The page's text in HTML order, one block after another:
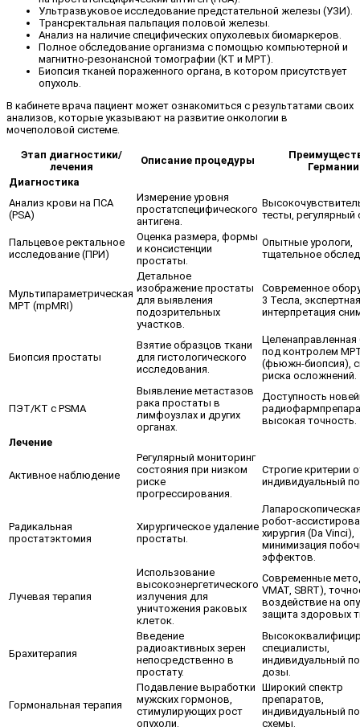
Ультразвуковое исследование предстательной железы (УЗИ).
Трансректальная пальпация половой железы.
Анализ на наличие специфических опухолевых биомаркеров.
Полное обследование организма с помощью компьютерной и
магнитно-резонансной томографии (КТ и МРТ).
Биопсия тканей пораженного органа, в котором присутствует
опухоль.
В кабинете врача пациент может ознакомиться с результатами своих
анализов, которые указывают на развитие онкологии в
мочеполовой системе.
Этап диагностики/
лечения
Описание процедуры
Германии
Диагностика
Анализ крови на ПСА
(PSA)
Измерение уровня
простатспецифического
антигена.
тесты, регулярный
Пальцевое ректальное
исследование (ПРИ)
Оценка размера, формы
и консистенции
простаты.
Опытные урологи,
тщательное
Мультипараметрическая
МРТ (mpMRI)
Детальное
изображение простаты
для выявления
подозрительных
участков.
Современное
3 Тесла, экспертная
интерпретация
Биопсия простаты
Взятие образцов ткани
для гистологического
исследования.
Целенаправленная
под контролем
(фьюжн-биопсия),
риска осложнений.
ПЭТ/КТ с PSMA
Выявление метастазов
рака простаты в
лимфоузлах и других
органах.
Доступность
высокая точность.
Лечение
Активное наблюдение
Регулярный мониторинг
состояния при низком
риске
прогрессирования.
Строгие критерии
индивидуальный
Радикальная
простатэктомия
Хирургическое удаление
простаты.
робот-
хирургия (Da Vinci),
минимизация
эффектов.
Лучевая терапия
Использование
высокоэнергетического
излучения для
уничтожения раковых
клеток.
Современные
VMAT, SBRT),
воздействие на
защита здоровых
Брахитерапия
Введение
радиоактивных зерен
непосредственно в
простату.
специалисты,
индивидуальный
дозы.
Гормональная терапия
Подавление выработки
мужских гормонов,
стимулирующих рост
опухоли.
Широкий спектр
препаратов,
индивидуальный
схемы.